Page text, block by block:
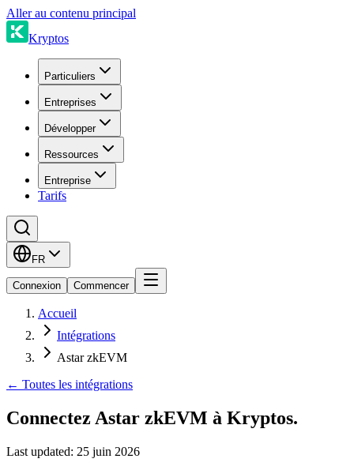
Aller au contenu principal
Kryptos
Particuliers
Entreprises
Développer
Ressources
Entreprise
Tarifs
FR
Connexion Commencer
Accueil
Intégrations
Astar zkEVM
← Toutes les intégrations
Connectez Astar zkEVM à Kryptos.
Last updated: 25 juin 2026